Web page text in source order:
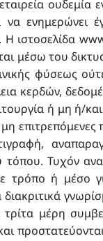
ουδεμία
ενημερώνει
ιστοσελίδα
μέσω του
φύσεως
κερδών,
ή μη ή/
επιτρεπόμενες
τόπου. Τυχόν
τρόπο ή μέσο
τρίτα μέρη